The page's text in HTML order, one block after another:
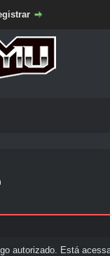
autorizado. Está